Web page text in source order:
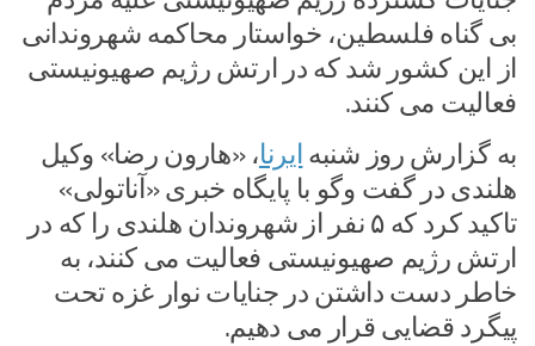
بی گناه فلسطین، خواستار محاکمه شهروندانی
از این کشور شد که در ارتش رژیم صهیونیستی
فعالیت می کنند.
به گزارش روز شنبه ایرنا، «هارون رضا» وکیل
هلندی در گفت وگو با پایگاه خبری «آناتولی»
تاکید کرد که ۵ نفر از شهروندان هلندی را که در
ارتش رژیم صهیونیستی فعالیت می کنند، به
خاطر دست داشتن در جنایات نوار غزه تحت
پیگرد قضایی قرار می دهیم.